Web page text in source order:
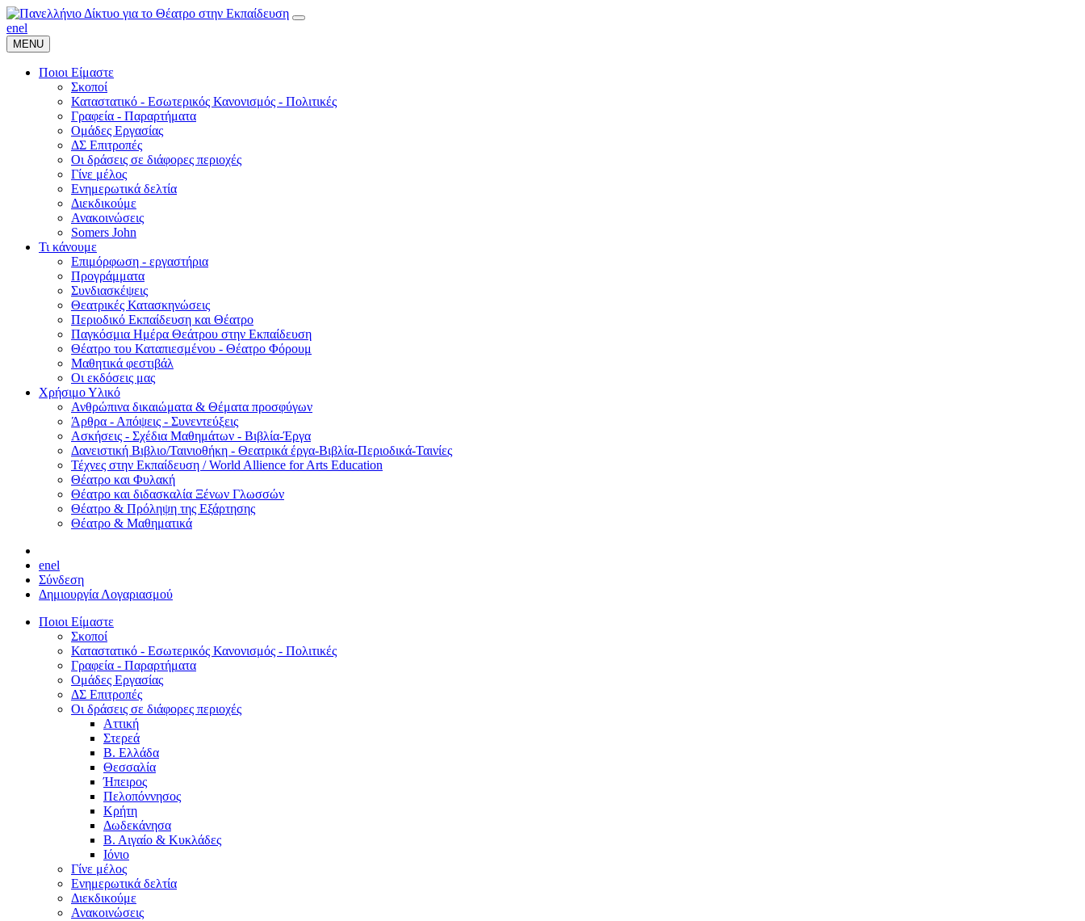
enel
MENU
Ποιοι Είμαστε
Σκοποί
Καταστατικό - Εσωτερικός Κανονισμός - Πολιτικές
Γραφεία - Παραρτήματα
Ομάδες Εργασίας
ΔΣ Επιτροπές
Οι δράσεις σε διάφορες περιοχές
Γίνε μέλος
Ενημερωτικά δελτία
Διεκδικούμε
Ανακοινώσεις
Somers John
Τι κάνουμε
Επιμόρφωση - εργαστήρια
Προγράμματα
Συνδιασκέψεις
Θεατρικές Κατασκηνώσεις
Περιοδικό Εκπαίδευση και Θέατρο
Παγκόσμια Ημέρα Θεάτρου στην Εκπαίδευση
Θέατρο του Καταπιεσμένου - Θέατρο Φόρουμ
Μαθητικά φεστιβάλ
Οι εκδόσεις μας
Χρήσιμο Υλικό
Ανθρώπινα δικαιώματα & Θέματα προσφύγων
Άρθρα - Απόψεις - Συνεντεύξεις
Ασκήσεις - Σχέδια Μαθημάτων - Βιβλία-Έργα
Δανειστική Βιβλιο/Ταινιοθήκη - Θεατρικά έργα-Βιβλία-Περιοδικά-Ταινίες
Τέχνες στην Εκπαίδευση / World Allience for Arts Education
Θέατρο και Φυλακή
Θέατρο και διδασκαλία Ξένων Γλωσσών
Θέατρο & Πρόληψη της Εξάρτησης
Θέατρο & Μαθηματικά
enel
Σύνδεση
Δημιουργία Λογαριασμού
Ποιοι Είμαστε
Σκοποί
Καταστατικό - Εσωτερικός Κανονισμός - Πολιτικές
Γραφεία - Παραρτήματα
Ομάδες Εργασίας
ΔΣ Επιτροπές
Οι δράσεις σε διάφορες περιοχές
Αττική
Στερεά
Β. Ελλάδα
Θεσσαλία
Ήπειρος
Πελοπόννησος
Κρήτη
Δωδεκάνησα
Β. Αιγαίο & Κυκλάδες
Ιόνιο
Γίνε μέλος
Ενημερωτικά δελτία
Διεκδικούμε
Ανακοινώσεις